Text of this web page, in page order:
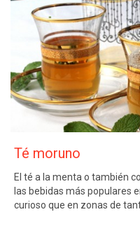
Té moruno
El té a la menta o también
las bebidas más populares
curioso que en zonas de